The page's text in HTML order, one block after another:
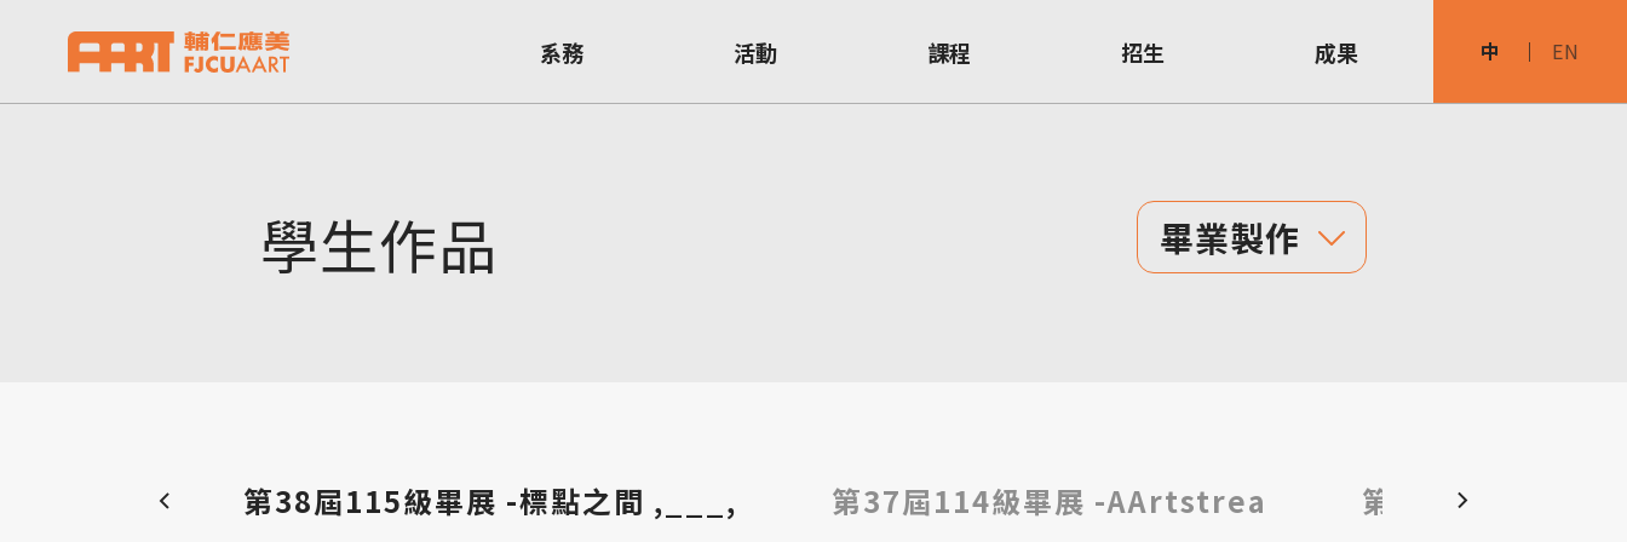
系務 活動 課程 招生 成果 中 EN
學生作品 畢業製作
第38屆115級畢展 -標點之間 ,___, 第37屆114級畢展 -AArtstrea 第36屆113級畢